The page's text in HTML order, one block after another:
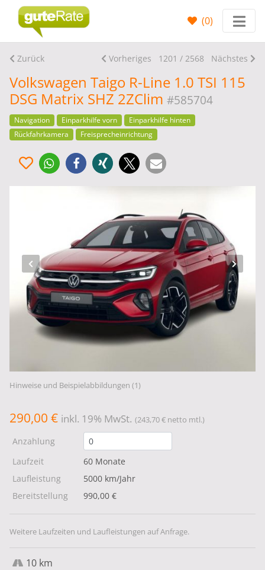
(0)
Zurück Vorheriges 1201 / 2568 Nächstes
Volkswagen Taigo R-Line 1.0 TSI 115
DSG Matrix SHZ 2ZClim #585704
Navigation Einparkhilfe vorn
Einparkhilfe hinten
Rückfahrkamera
Freisprecheinrichtung
Hinweise und Beispielabbildungen (1)
290,00 € inkl. 19% MwSt. (243,70 € netto mtl.)
Anzahlung
Laufzeit
60 Monate
Laufleistung
5000 km/Jahr
Bereitstellung
990,00 €
Weitere Laufzeiten und Laufleistungen auf Anfrage.
10 km